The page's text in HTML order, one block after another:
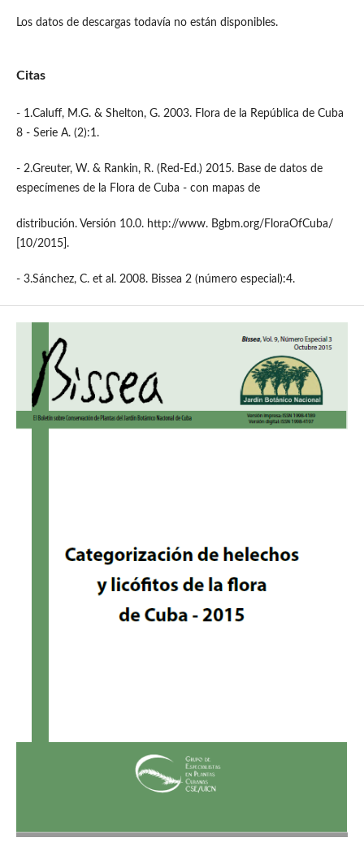
Los datos de descargas todavía no están disponibles.
Citas
- 1.Caluff, M.G. & Shelton, G. 2003. Flora de la República de Cuba
8 - Serie A. (2):1.
- 2.Greuter, W. & Rankin, R. (Red-Ed.) 2015. Base de datos de
especímenes de la Flora de Cuba - con mapas de
distribución. Versión 10.0. http://www. Bgbm.org/FloraOfCuba/
[10/2015].
- 3.Sánchez, C. et al. 2008. Bissea 2 (número especial):4.